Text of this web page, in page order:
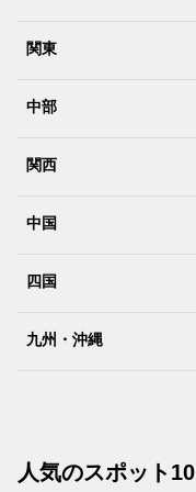
関東
中部
関西
中国
四国
九州・沖縄
人気のスポット10